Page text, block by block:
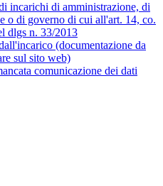
incarichi di amministrazione, di
o di governo di cui all'art. 14, co.
dlgs n. 33/2013
(documentazione da
sul sito web)
comunicazione dei dati